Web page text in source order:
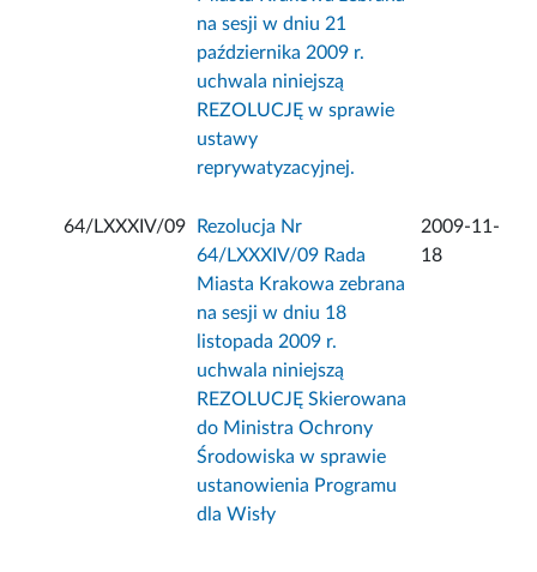
na sesji w dniu 21
października 2009 r.
uchwala niniejszą
REZOLUCJĘ w sprawie
ustawy
reprywatyzacyjnej.
64/LXXXIV/09
Rezolucja Nr
64/LXXXIV/09 Rada
Miasta Krakowa zebrana
na sesji w dniu 18
listopada 2009 r.
uchwala niniejszą
REZOLUCJĘ Skierowana
do Ministra Ochrony
Środowiska w sprawie
ustanowienia Programu
dla Wisły
2009-11-
18